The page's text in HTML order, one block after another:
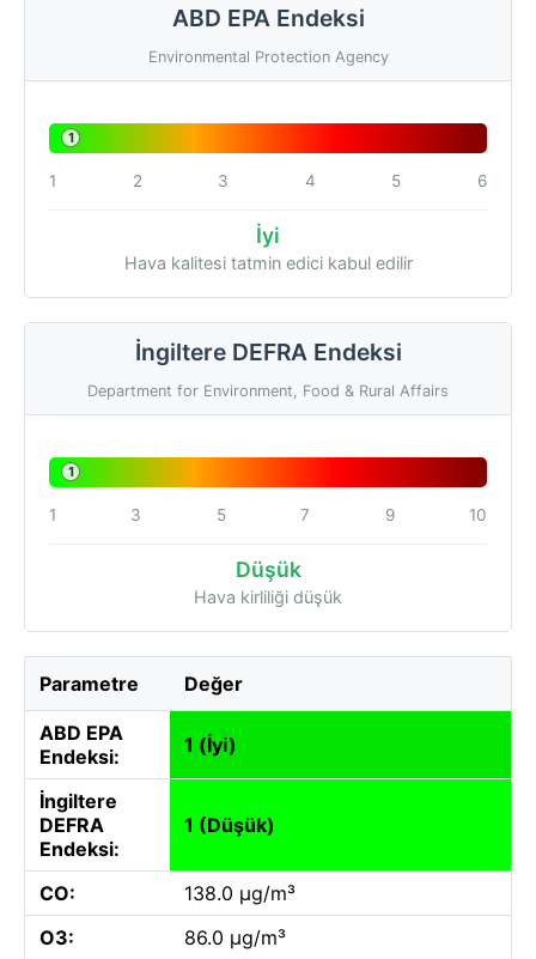
ABD EPA Endeksi
Environmental Protection Agency
1
1 2 3 4 5 6
İyi
Hava kalitesi tatmin edici kabul edilir
İngiltere DEFRA Endeksi
Department for Environment, Food & Rural Affairs
1
1 3 5 7 9 10
Düşük
Hava kirliliği düşük
Parametre Değer
ABD EPA
Endeksi:
1 (İyi)
İngiltere
DEFRA
Endeksi:
1 (Düşük)
CO:
138.0 µg/m³
O3:
86.0 µg/m³